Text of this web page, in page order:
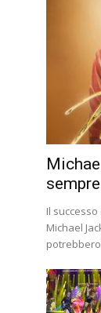
Il
Michael